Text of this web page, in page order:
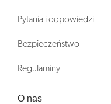
Pytania i odpowiedzi
Bezpieczeństwo
Regulaminy
O nas